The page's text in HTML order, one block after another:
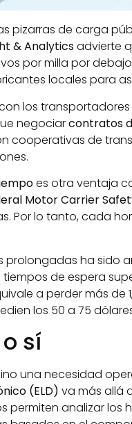
pizarras de carga
& Analyticsadvierte
por milla por
locales para
los
negociarcontratos
cooperativas de
es otra ventaja
Motor Carrier
Por lo tanto, cada
prolongadas ha sido
de espera
a perder más
los 50 a 75
sí
una necesidad
(ELD) va más allá
analizar los